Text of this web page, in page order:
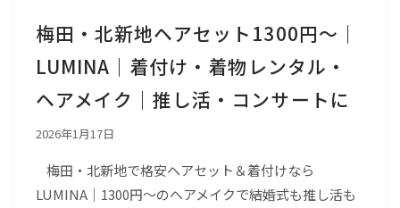
梅田・北新地ヘアセット1300円〜｜
LUMINA｜着付け・着物レンタル・
ヘアメイク｜推し活・コンサートに
2026年1月17日
梅田・北新地で格安ヘアセット＆着付けなら
LUMINA｜1300円〜のヘアメイクで結婚式も推し活も